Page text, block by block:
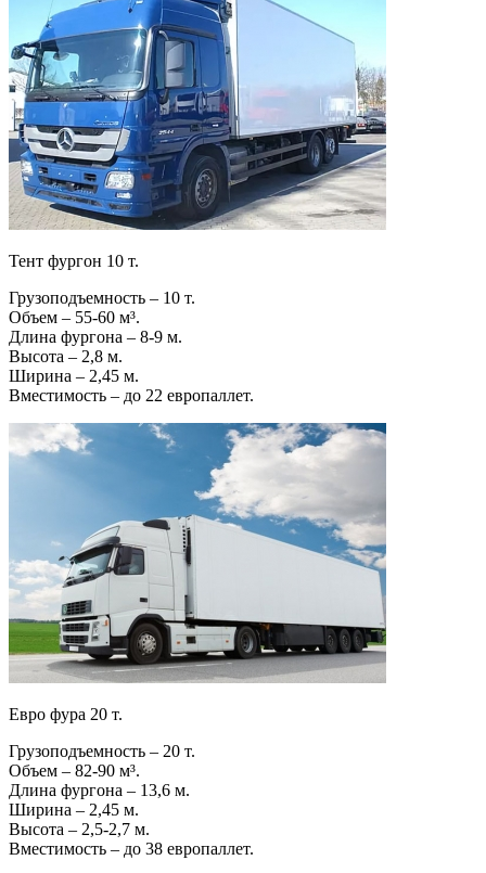
Тент фургон 10 т.
Грузоподъемность – 10 т.
Объем – 55-60 м³.
Длина фургона – 8-9 м.
Высота – 2,8 м.
Ширина – 2,45 м.
Вместимость – до 22 европаллет.
Евро фура 20 т.
Грузоподъемность – 20 т.
Объем – 82-90 м³.
Длина фургона – 13,6 м.
Ширина – 2,45 м.
Высота – 2,5-2,7 м.
Вместимость – до 38 европаллет.